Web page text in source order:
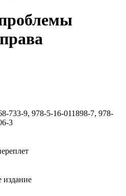
733-9, 978-5-16-011898-7, 978-
3
издание